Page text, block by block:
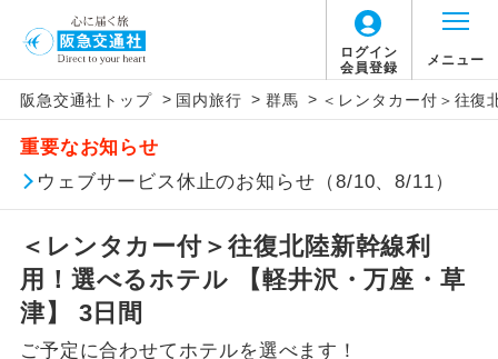
ログイン
会員登録
メニュー
阪急交通社トップ > 国内旅行 > 群馬 > ＜レンタカー付＞往復
重要なお知らせ
ウェブサービス休止のお知らせ（8/10、8/11）
＜レンタカー付＞往復北陸新幹線利
用！選べるホテル 【軽井沢・万座・草
津】 3日間
ご予定に合わせてホテルを選べます！
アイコン 説明
添乗員同行
往路出発空港（駅）から復路到着空港
（駅）まで同行します。
現地添乗員同
行
現地到着空港（駅）から最終日出発空港
（駅）まで添乗員が同行します。
バスガイド乗
務
があります。